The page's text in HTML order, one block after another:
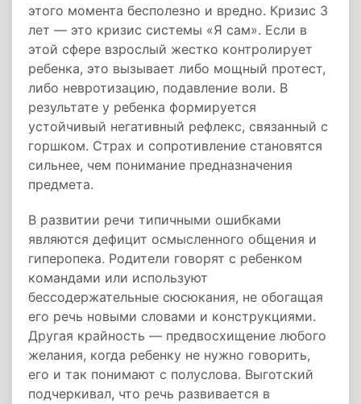
этого момента бесполезно и вредно. Кризис 3
лет — это кризис системы «Я сам». Если в
этой сфере взрослый жестко контролирует
ребенка, это вызывает либо мощный протест,
либо невротизацию, подавление воли. В
результате у ребенка формируется
устойчивый негативный рефлекс, связанный с
горшком. Страх и сопротивление становятся
сильнее, чем понимание предназначения
предмета.
В развитии речи типичными ошибками
являются дефицит осмысленного общения и
гиперопека. Родители говорят с ребенком
командами или используют
бессодержательные сюсюкания, не обогащая
его речь новыми словами и конструкциями.
Другая крайность — предвосхищение любого
желания, когда ребенку не нужно говорить,
его и так понимают с полуслова. Выготский
подчеркивал, что речь развивается в